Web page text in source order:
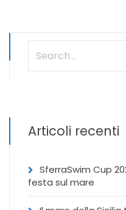
Articoli recenti
SferraSwim Cup
festa sul mare